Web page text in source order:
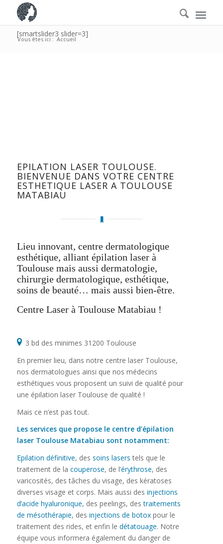
Vous êtes ici : Accueil
[smartslider3 slider=3]
EPILATION LASER TOULOUSE.
BIENVENUE DANS VOTRE CENTRE
ESTHETIQUE LASER A TOULOUSE
MATABIAU
Lieu innovant, centre dermatologique
esthétique, alliant épilation laser à
Toulouse mais aussi dermatologie,
chirurgie dermatologique, esthétique,
soins de beauté… mais aussi bien-être.
Centre Laser à Toulouse Matabiau !
3 bd des minimes 31200 Toulouse
En premier lieu, dans notre centre laser Toulouse,
nos dermatologues ainsi que nos médecins
esthétiques vous proposent un suivi de qualité pour
une épilation laser Toulouse de qualité !
Mais ce n’est pas tout.
Les services que propose le centre d’épilation
laser Toulouse Matabiau sont notamment:
Epilation définitive, des soins lasers tels que le
traitement de la couperose, de l’érythrose, des
varicosités, des tâches du visage, des kératoses
diverses visage et corps. Mais aussi des injections
d’acide hyaluronique, des peelings, destraitements
de mésothérapie, des injections de botoxpour le
traitement des rides, et enfin le détatouage. Notre
équipe vous informera également du danger de